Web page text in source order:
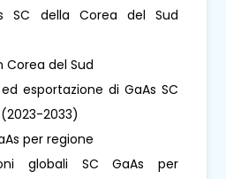
SC della Corea del Sud
Corea del Sud
esportazione di GaAs SC
2033)
per regione
globali SC GaAs per